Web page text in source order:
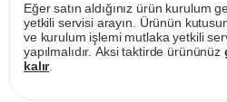
Eğer satın aldığınız ürün kurulum
yetkili servisi arayın. Ürünün
ve kurulum işlemi mutlaka yetkili
yapılmalıdır. Aksi taktirde ürününüz
kalır.